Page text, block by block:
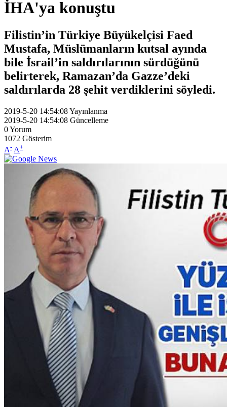
İHA'ya konuştu
Filistin’in Türkiye Büyükelçisi Faed
Mustafa, Müslümanların kutsal ayında
bile İsrail’in saldırılarının sürdüğünü
belirterek, Ramazan’da Gazze’deki
saldırılarda 28 şehit verdiklerini söyledi.
2019-5-20 14:54:08Yayınlanma
2019-5-20 14:54:08 Güncelleme
0Yorum
1072 Gösterim
A- A+